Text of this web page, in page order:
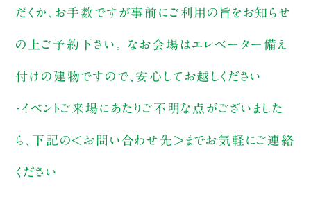
だくか、お手数ですが事前にご利用の旨をお知らせ
の上ご予約下さい。 なお会場はエレベーター備え
付けの建物ですので、安心してお越しください
・イベントご来場にあたりご不明な点がございました
ら、下記の＜お問い合わせ先＞までお気軽にご連絡
ください